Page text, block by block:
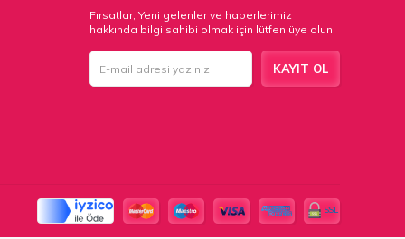
Fırsatlar, Yeni gelenler ve haberlerimiz
hakkında bilgi sahibi olmak için lütfen üye olun!
KAYIT OL